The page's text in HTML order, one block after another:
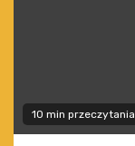
10 min przeczytania